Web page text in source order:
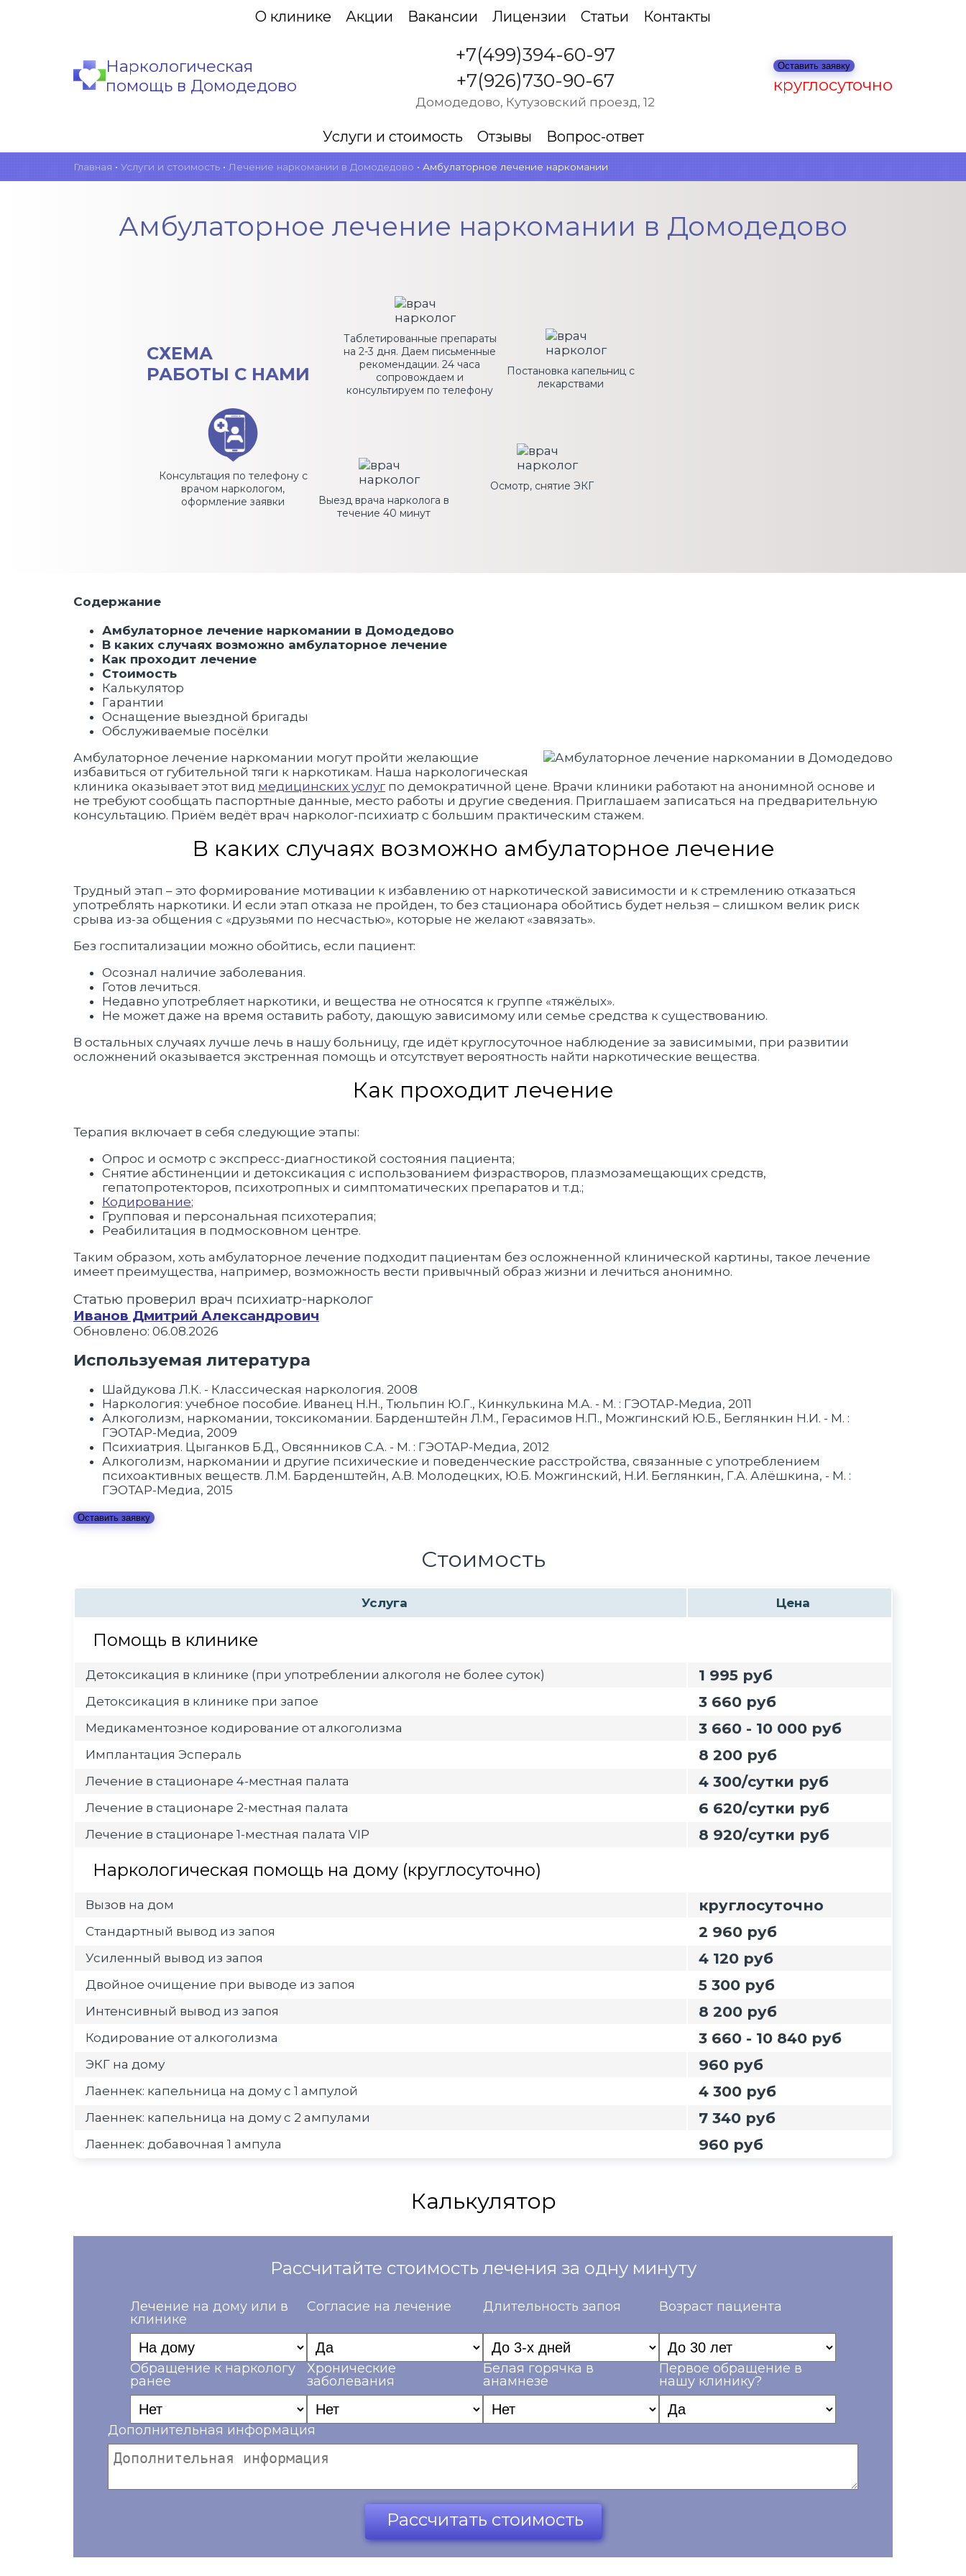
О клинике Акции Вакансии Лицензии Статьи Контакты
Наркологическая
помощь в Домодедово
+7(499)394-60-97
+7(926)730-90-67
Домодедово, Кутузовский проезд, 12
Оставить заявку
круглосуточно
Услуги и стоимость Отзывы Вопрос-ответ
Главная • Услуги и стоимость • Лечение наркомании в Домодедово • Амбулаторное лечение наркомании
Амбулаторное лечение наркомании в Домодедово
СХЕМА
РАБОТЫ С НАМИ
Консультация по телефону с
врачом наркологом,
оформление заявки
Выезд врача нарколога в
течение 40 минут
Осмотр, снятие ЭКГ
Постановка капельниц с
лекарствами
Таблетированные препараты
на 2-3 дня. Даем письменные
рекомендации. 24 часа
сопровождаем и
консультируем по телефону
Содержание
Амбулаторное лечение наркомании в Домодедово
В каких случаях возможно амбулаторное лечение
Как проходит лечение
Стоимость
Калькулятор
Гарантии
Оснащение выездной бригады
Обслуживаемые посёлки
Амбулаторное лечение наркомании могут пройти желающие
избавиться от губительной тяги к наркотикам. Наша наркологическая
клиника оказывает этот вид медицинских услугпо демократичной цене. Врачи клиники работают на анонимной основе и
не требуют сообщать паспортные данные, место работы и другие сведения. Приглашаем записаться на предварительную
консультацию. Приём ведёт врач нарколог-психиатр с большим практическим стажем.
В каких случаях возможно амбулаторное лечение
Трудный этап – это формирование мотивации к избавлению от наркотической зависимости и к стремлению отказаться
употреблять наркотики. И если этап отказа не пройден, то без стационара обойтись будет нельзя – слишком велик риск
срыва из-за общения с «друзьями по несчастью», которые не желают «завязать».
Без госпитализации можно обойтись, если пациент:
Осознал наличие заболевания.
Готов лечиться.
Недавно употребляет наркотики, и вещества не относятся к группе «тяжёлых».
Не может даже на время оставить работу, дающую зависимому или семье средства к существованию.
В остальных случаях лучше лечь в нашу больницу, где идёт круглосуточное наблюдение за зависимыми, при развитии
осложнений оказывается экстренная помощь и отсутствует вероятность найти наркотические вещества.
Как проходит лечение
Терапия включает в себя следующие этапы:
Опрос и осмотр с экспресс-диагностикой состояния пациента;
Снятие абстиненции и детоксикация с использованием физрастворов, плазмозамещающих средств,
гепатопротекторов, психотропных и симптоматических препаратов и т.д.;
Кодирование;
Групповая и персональная психотерапия;
Реабилитация в подмосковном центре.
Таким образом, хоть амбулаторное лечение подходит пациентам без осложненной клинической картины, такое лечение
имеет преимущества, например, возможность вести привычный образ жизни и лечиться анонимно.
Статью проверил врач психиатр-нарколог
Иванов Дмитрий Александрович
Обновлено: 06.08.2026
Используемая литература
Шайдукова Л.К. - Классическая наркология. 2008
Наркология: учебное пособие. Иванец Н.Н., Тюльпин Ю.Г., Кинкулькина М.А. - М. : ГЭОТАР-Медиа, 2011
Алкоголизм, наркомании, токсикомании. Барденштейн Л.М., Герасимов Н.П., Можгинский Ю.Б., Беглянкин Н.И. - М. :
ГЭОТАР-Медиа, 2009
Психиатрия. Цыганков Б.Д., Овсянников С.А. - М. : ГЭОТАР-Медиа, 2012
Алкоголизм, наркомании и другие психические и поведенческие расстройства, связанные с употреблением
психоактивных веществ. Л.М. Барденштейн, А.В. Молодецких, Ю.Б. Можгинский, Н.И. Беглянкин, Г.А. Алёшкина, - М. :
ГЭОТАР-Медиа, 2015
Оставить заявку
Стоимость
Услуга Цена
Помощь в клинике
Детоксикация в клинике (при употреблении алкоголя не более суток) 1 995 руб
Детоксикация в клинике при запое 3 660 руб
Медикаментозное кодирование от алкоголизма 3 660 - 10 000 руб
Имплантация Эспераль 8 200 руб
Лечение в стационаре 4-местная палата 4 300/сутки руб
Лечение в стационаре 2-местная палата 6 620/сутки руб
Лечение в стационаре 1-местная палата VIP 8 920/сутки руб
Наркологическая помощь на дому (круглосуточно)
Вызов на дом круглосуточно
Стандартный вывод из запоя 2 960 руб
Усиленный вывод из запоя 4 120 руб
Двойное очищение при выводе из запоя 5 300 руб
Интенсивный вывод из запоя 8 200 руб
Кодирование от алкоголизма 3 660 - 10 840 руб
ЭКГ на дому 960 руб
Лаеннек: капельница на дому с 1 ампулой 4 300 руб
Лаеннек: капельница на дому с 2 ампулами 7 340 руб
Лаеннек: добавочная 1 ампула 960 руб
Калькулятор
Рассчитайте стоимость лечения за одну минуту
Лечение на дому или в
клинике
Согласие на лечение Длительность запоя Возраст пациента
Обращение к наркологу
ранее
Хронические
заболевания
Белая горячка в
анамнезе
Первое обращение в
нашу клинику?
Дополнительная информация
Рассчитать стоимость